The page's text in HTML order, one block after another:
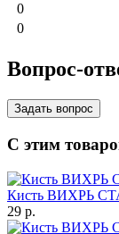
0
0
Вопрос-
Задать вопрос
С этим
Кисть ВИХРЬ
29 p.